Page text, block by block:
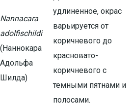
Nannacara
adolfischildi
(Наннокара
Адольфа
Шилда)
удлиненное, окрас
варьируется от
коричневого до
красновато-
коричневого с
темными пятнами и
полосами.